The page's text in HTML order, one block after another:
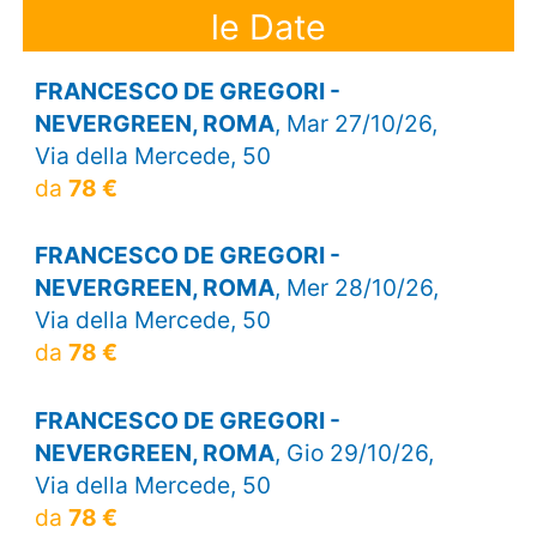
le Date
FRANCESCO DE GREGORI -
NEVERGREEN, ROMA, Mar 27/10/26,
Via della Mercede, 50
da 78 €
FRANCESCO DE GREGORI -
NEVERGREEN, ROMA, Mer 28/10/26,
Via della Mercede, 50
da 78 €
FRANCESCO DE GREGORI -
NEVERGREEN, ROMA, Gio 29/10/26,
Via della Mercede, 50
da 78 €